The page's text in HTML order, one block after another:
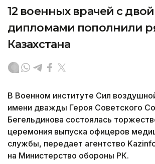
12 военных врачей с
дипломами пополнили
Казахстана
В Военном институте Сил
имени дважды Героя Советского
Бегельдинова состоялась
церемония выпуска офицеров
службы, передает агентство
на Министерство обороны РК.